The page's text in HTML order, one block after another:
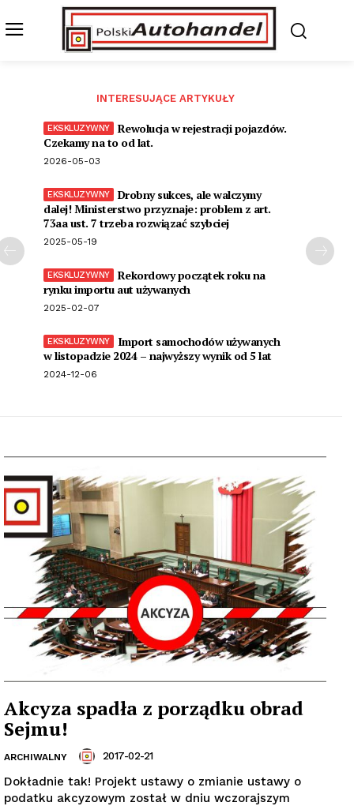
INTERESUJĄCE ARTYKUŁY
Rewolucja w rejestracji pojazdów.
Czekamy na to od lat.
2026-05-03
Drobny sukces, ale walczymy
dalej! Ministerstwo przyznaje: problem z art.
73aa ust. 7 trzeba rozwiązać szybciej
2025-05-19
Rekordowy początek roku na
rynku importu aut używanych
2025-02-07
Import samochodów używanych
w listopadzie 2024 – najwyższy wynik od 5 lat
2024-12-06
Akcyza spadła z porządku obrad
Sejmu!
ARCHIWALNY 2017-02-21
Dokładnie tak! Projekt ustawy o zmianie ustawy o
podatku akcyzowym został w dniu wczorajszym